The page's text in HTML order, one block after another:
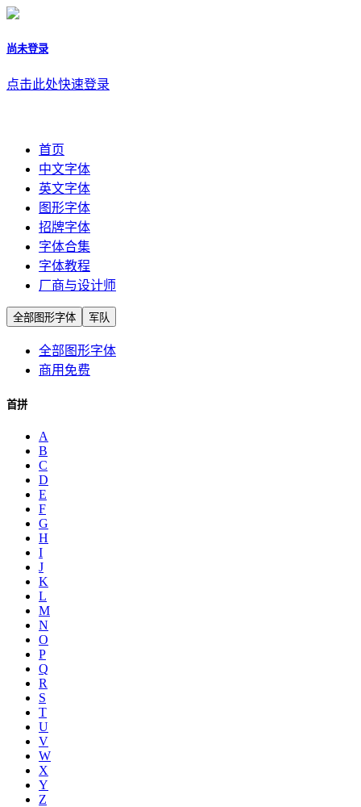
尚未登录
点击此处快速登录
首页
中文字体
英文字体
图形字体
招牌字体
字体合集
字体教程
厂商与设计师
全部图形字体 军队
全部图形字体
商用免费
首拼
A
B
C
D
E
F
G
H
I
J
K
L
M
N
O
P
Q
R
S
T
U
V
W
X
Y
Z